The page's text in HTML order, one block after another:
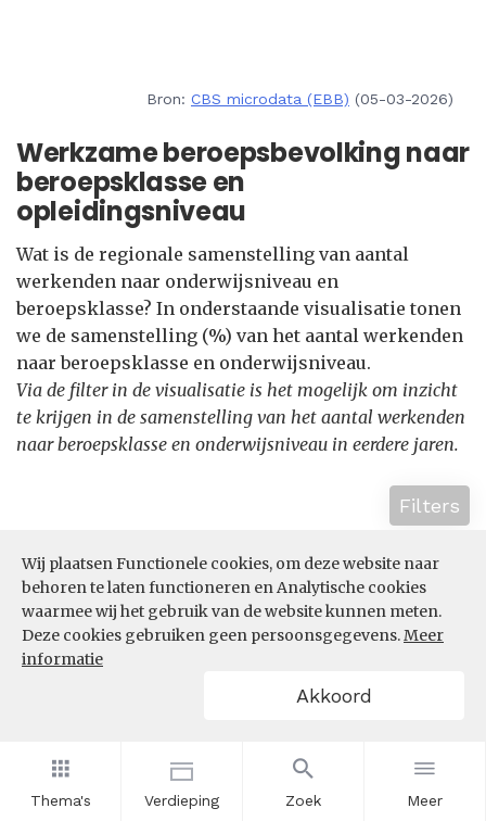
Thema's Verdieping Zoek Meer
Wij plaatsen Functionele cookies, om deze website naar
behoren te laten functioneren en Analytische cookies
waarmee wij het gebruik van de website kunnen meten.
Deze cookies gebruiken geen persoonsgegevens.Meer
informatie
Akkoord
Bron: CBS microdata (EBB) (05-03-2026)
Werkzame beroepsbevolking naar
beroepsklasse en
opleidingsniveau
Wat is de regionale samenstelling van aantal
werkenden naar onderwijsniveau en
beroepsklasse? In onderstaande visualisatie tonen
we de samenstelling (%) van het aantal werkenden
naar beroepsklasse en onderwijsniveau.
Via de filter in de visualisatie is het mogelijk om inzicht
te krijgen in de samenstelling van het aantal werkenden
naar beroepsklasse en onderwijsniveau in eerdere jaren.
Filters